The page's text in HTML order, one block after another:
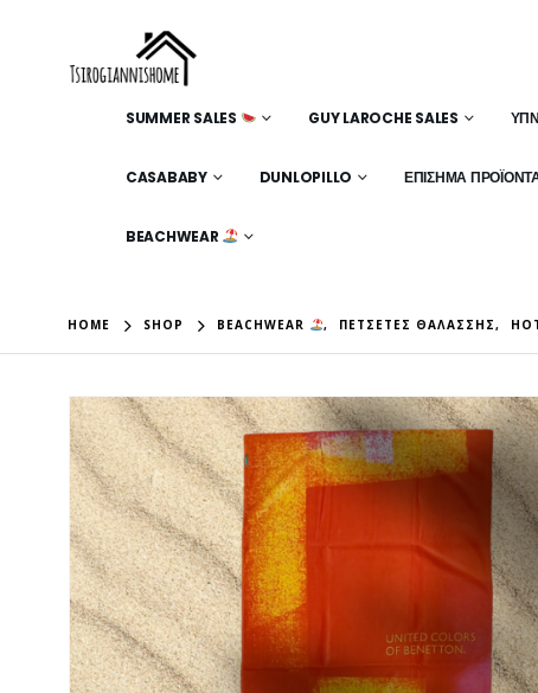
SUMMER SALES GUY LAROCHE SALES
CASABABY DUNLOPILLO ΕΠΊΣΗΜΑ
BEACHWEAR
HOME SHOP BEACHWEAR , ΠΕΤΣΈΤΕΣ ΘΑΛΆΣΣΗΣ,